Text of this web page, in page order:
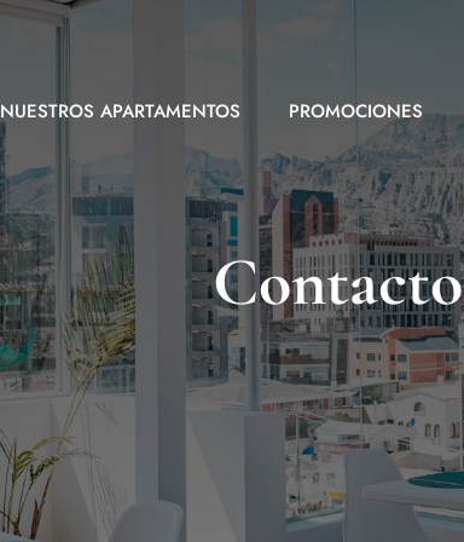
NUESTROS APARTAMENTOS PROMOCIONES
Contacto